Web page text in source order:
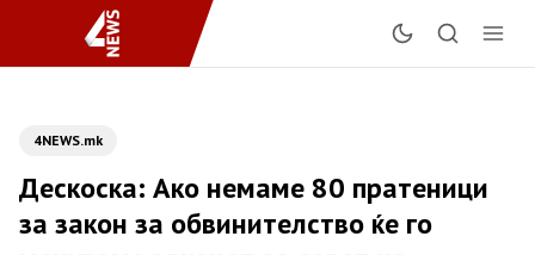
4NEWS.mk
Дескоска: Ако немаме 80 пратеници
за закон за обвинителство ќе го